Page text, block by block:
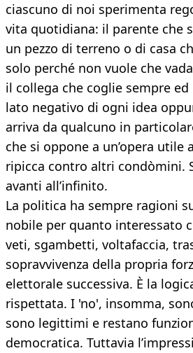
ciascuno di noi sperimenta
vita quotidiana: il parente che
un pezzo di terreno o di casa
solo perché non vuole che
il collega che coglie sempre
lato negativo di ogni idea
arriva da qualcuno in
che si oppone a un’opera
ripicca contro altri condòmini.
avanti all’infinito.
La politica ha sempre ragioni
nobile per quanto interessato
veti, sgambetti, voltafaccia,
sopravvivenza della propria
elettorale successiva. È la
rispettata. I 'no', insomma,
sono legittimi e restano
democratica. Tuttavia